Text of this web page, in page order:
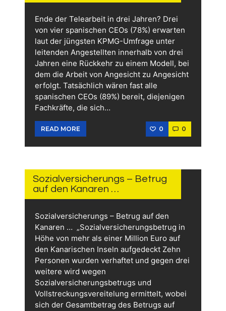
Ende der Telearbeit in drei Jahren? Drei
von vier spanischen CEOs (78%) erwarten
laut der jüngsten KPMG-Umfrage unter
leitenden Angestellten innerhalb von drei
Jahren eine Rückkehr zu einem Modell, bei
dem die Arbeit von Angesicht zu Angesicht
erfolgt. Tatsächlich wären fast alle
spanischen CEOs (89%) bereit, diejenigen
Fachkräfte, die sich…
READ MORE 0 0
2023
Sozialversicherungs – Betrug
auf den Kanaren …
Sozialversicherungs – Betrug auf den
Kanaren … „Sozialversicherungsbetrug in
Höhe von mehr als einer Million Euro auf
den Kanarischen Inseln aufgedeckt Zehn
Personen wurden verhaftet und gegen drei
weitere wird wegen
Sozialversicherungsbetrugs und
Vollstreckungsvereitelung ermittelt, wobei
sich der Gesamtbetrag des Betrugs auf